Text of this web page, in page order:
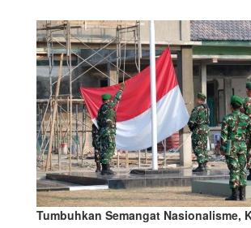
Tumbuhkan Semangat Nasionalisme,